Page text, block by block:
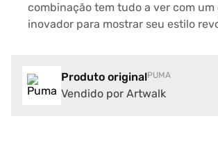
combinação tem tudo a ver com um
inovador para mostrar seu estilo
Produto originalPUMA
Vendido por Artwalk